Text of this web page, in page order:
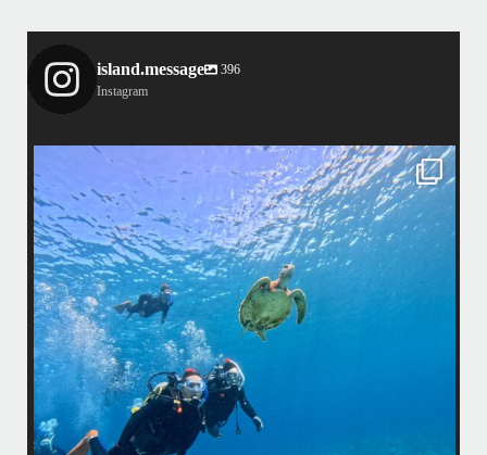
island.message
396
Instagram
island.message
はいさい！
アイランドメッセージです
•
最近投稿できてませんでしたが今シーズンも渡嘉敷島上陸ツアーとケラ
マ体験ダイビング&シュノーケル班に分かれて毎日海へ行っております
•
海が穏やかな日がずーっと続いていてボートダイビングには最高のコン
ディションです！
昔よく潜りに来て下さっていたリピーターさんの子供が10才になったの
で一緒にダイビングデビュー…なんて嬉しいシチュエーションもあり、
毎日色々なお客様と楽しくご一緒させて頂いてます
渡嘉敷島の方も夏には珍しい北風つづきのおかげでビーチが穏やか
...
8月 14